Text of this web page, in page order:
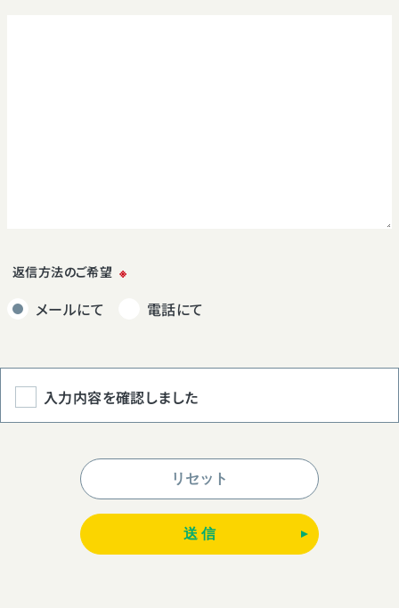
返信方法のご希望 ※
メールにて 電話にて
入力内容を確認しました